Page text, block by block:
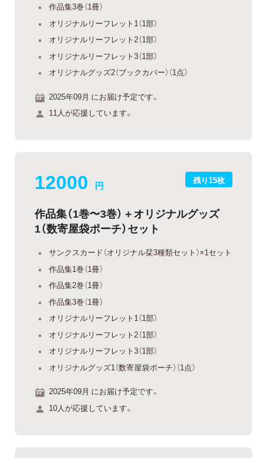
作品集3巻（1冊）
オリジナルリーフレット1（1部）
オリジナルリーフレット2（1部）
オリジナルリーフレット3（1部）
オリジナルグッズ2（ブックカバー）（1点）
2025年09月 にお届け予定です。
11人が応援しています。
残り15枚
12000 円
作品集（1巻〜3巻）＋オリジナルグッズ
1（数寄屋袋ポーチ）セット
サンクスカード（オリジナル栞3種類セット）×1セット
作品集1巻（1冊）
作品集2巻（1冊）
作品集3巻（1冊）
オリジナルリーフレット1（1部）
オリジナルリーフレット2（1部）
オリジナルリーフレット3（1部）
オリジナルグッズ1（数寄屋袋ポーチ）（1点）
2025年09月 にお届け予定です。
10人が応援しています。